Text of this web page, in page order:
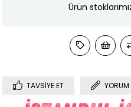
Ürün
TAVSIYE ET